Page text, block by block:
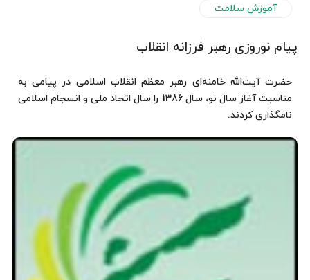
آموزش سلامت
پیام نوروزی رهبر فرزانه انقلاب
حضرت‌ آیت‌الله‌ خامنه‌ای‌ رهبر معظم‌ انقلاب‌ اسلامی‌ در پیامی‌ به‌
مناسبت‌ آغاز سال‌ نو، سال‌ ‌1386‌ را سال‌ اتحاد ملی‌ و انسجام‌ اسلامی‌
نامگذاری‌ کردند.